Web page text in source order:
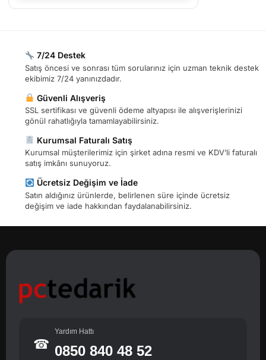
7/24 Destek
Satış öncesi ve sonrası tüm sorularınız için uzman teknik destek
ekibimiz 7/24 yanınızdadır.
Güvenli Alışveriş
SSL sertifikası ve güvenli ödeme altyapısı ile alışverişlerinizi
gönül rahatlığıyla tamamlayabilirsiniz.
Kurumsal Faturalı Satış
Kurumsal müşterilerimiz için şirket adına resmi ve KDV’li faturalı
satış imkânı sunuyoruz.
Ücretsiz Değişim ve İade
Satın aldığınız ürünlerde, belirlenen süre içinde ücretsiz
değişim ve iade hakkından faydalanabilirsiniz.
☎
Yardım Hattı
0850 840 48 52